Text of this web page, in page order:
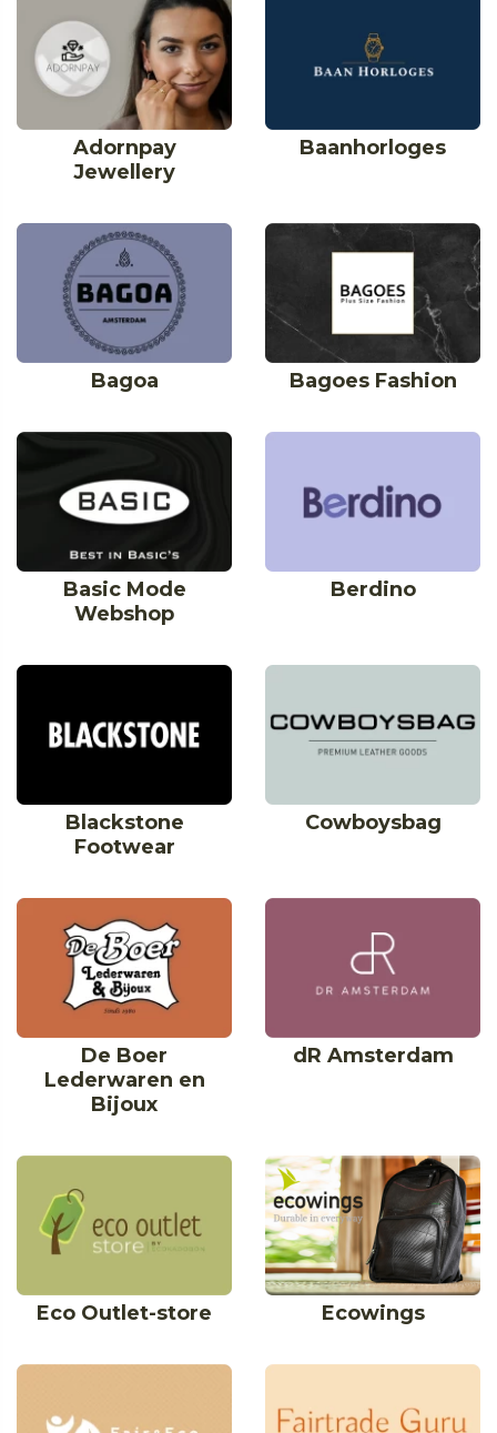
Adornpay
Jewellery
Baanhorloges
Bagoa Bagoes Fashion
Basic Mode
Webshop
Berdino
Blackstone
Footwear
Cowboysbag
De Boer
Lederwaren en
Bijoux
dR Amsterdam
Eco Outlet-store Ecowings